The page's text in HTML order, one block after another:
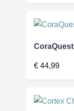
CoraQuest
€ 44,99